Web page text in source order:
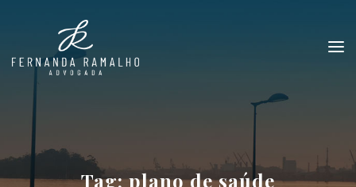
Tag:plano de saúde